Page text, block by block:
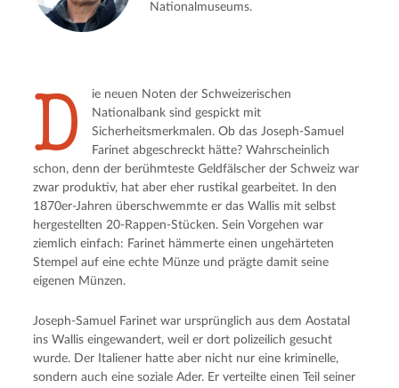
Nationalmuseums.
D
ie neuen Noten der Schweizerischen
Nationalbank sind gespickt mit
Sicherheitsmerkmalen. Ob das Joseph-Samuel
Farinet abgeschreckt hätte? Wahrscheinlich
schon, denn der berühmteste Geldfälscher der Schweiz war
zwar produktiv, hat aber eher rustikal gearbeitet. In den
1870er-Jahren überschwemmte er das Wallis mit selbst
hergestellten 20-Rappen-Stücken. Sein Vorgehen war
ziemlich einfach: Farinet hämmerte einen ungehärteten
Stempel auf eine echte Münze und prägte damit seine
eigenen Münzen.
Joseph-Samuel Farinet war ursprünglich aus dem Aostatal
ins Wallis eingewandert, weil er dort polizeilich gesucht
wurde. Der Italiener hatte aber nicht nur eine kriminelle,
sondern auch eine soziale Ader. Er verteilte einen Teil seiner